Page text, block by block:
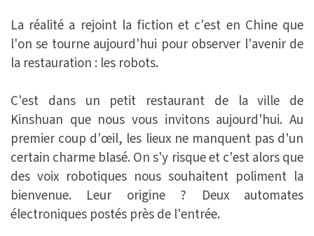
La réalité a rejoint la fiction et c'est en Chine que
l'on se tourne aujourd'hui pour observer l'avenir de
la restauration : les robots.
C'est dans un petit restaurant de la ville de
Kinshuan que nous vous invitons aujourd'hui. Au
premier coup d'œil, les lieux ne manquent pas d'un
certain charme blasé. On s'y risque et c'est alors que
des voix robotiques nous souhaitent poliment la
bienvenue. Leur origine ? Deux automates
électroniques postés près de l'entrée.